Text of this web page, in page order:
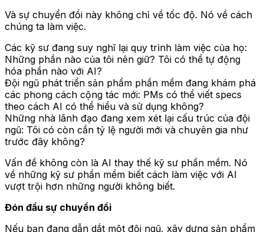
Và sự chuyển đổi này không chỉ về tốc độ. Nó về cách
chúng ta làm việc.
Các kỹ sư đang suy nghĩ lại quy trình làm việc của họ:
Những phần nào của tôi nên giữ? Tôi có thể tự động
hóa phần nào với AI?
Đội ngũ phát triển sản phẩm phần mềm đang khám phá
các phong cách cộng tác mới: PMs có thể viết specs
theo cách AI có thể hiểu và sử dụng không?
Những nhà lãnh đạo đang xem xét lại cấu trúc của đội
ngũ: Tôi có còn cần tỷ lệ người mới và chuyên gia như
trước đây không?
Vấn đề không còn là AI thay thế kỹ sư phần mềm. Nó
về những kỹ sư phần mềm biết cách làm việc với AI
vượt trội hơn những người không biết.
Đón đầu sự chuyển đổi
Nếu bạn đang dẫn dắt một đội ngũ, xây dựng sản phẩm